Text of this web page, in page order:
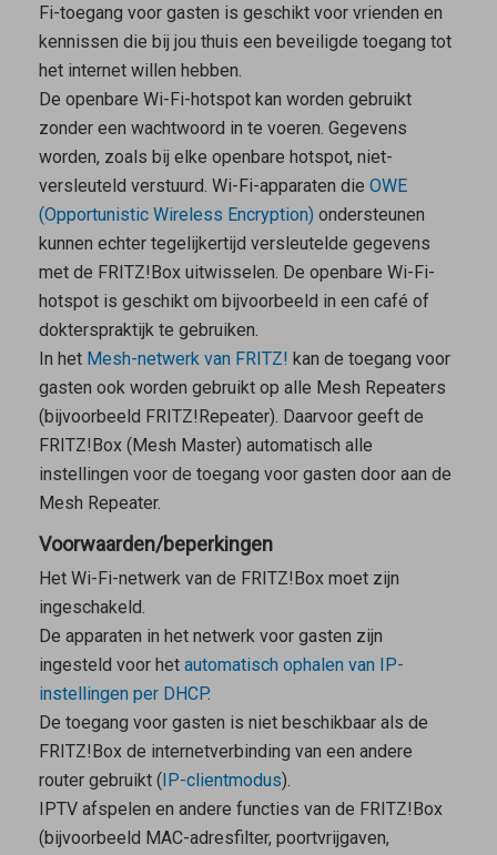
Fi-toegang voor gasten is geschikt voor vrienden en
kennissen die bij jou thuis een beveiligde toegang tot
het internet willen hebben.
De openbare Wi-Fi-hotspotkan worden gebruikt
zonder een wachtwoord in te voeren. Gegevens
worden, zoals bij elke openbare hotspot, niet-
versleuteld verstuurd. Wi-Fi-apparaten die OWE
(Opportunistic Wireless Encryption) ondersteunen
kunnen echter tegelijkertijd versleutelde gegevens
met de FRITZ!Box uitwisselen. De openbare Wi-Fi-
hotspot is geschikt om bijvoorbeeld in een café of
dokterspraktijk te gebruiken.
In het Mesh-netwerk van FRITZ! kan de toegang voor
gasten ook worden gebruikt op alle Mesh Repeaters
(bijvoorbeeld FRITZ!Repeater). Daarvoor geeft de
FRITZ!Box ( Mesh Master) automatisch alle
instellingen voor de toegang voor gasten door aan de
Mesh Repeater.
Voorwaarden/beperkingen
Het Wi-Fi-netwerk van de FRITZ!Box moet zijn
ingeschakeld.
De apparaten in het netwerk voor gasten zijn
ingesteld voor het automatisch ophalen van IP-
instellingen per DHCP.
De toegang voor gasten is niet beschikbaar als de
FRITZ!Box de internetverbinding van een andere
router gebruikt (IP-clientmodus).
IPTV afspelen en andere functies van de FRITZ!Box
(bijvoorbeeld MAC-adresfilter, poortvrijgaven,